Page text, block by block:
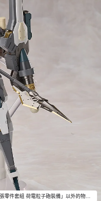
※圖片為使用範例。本商品不包含「Hyper Body 擴張零件套組 荷電粒子砲裝備」以外的物品。